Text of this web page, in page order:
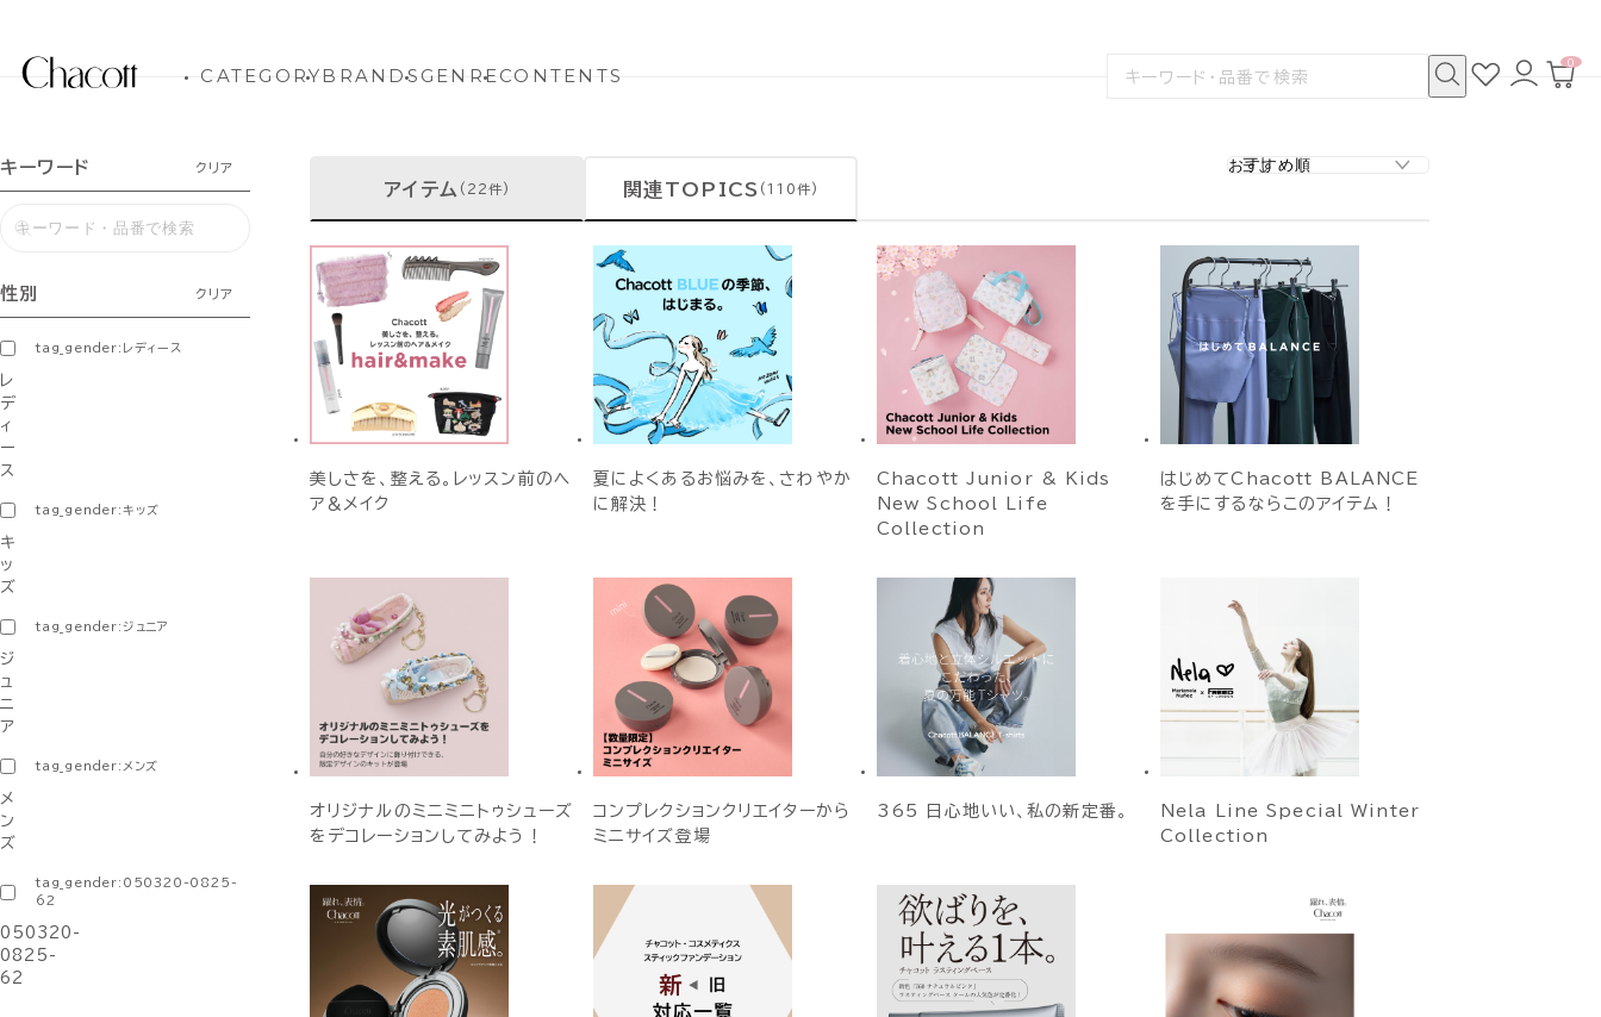
CATEGORYBRANDSGENRECONTENTS
検
お
気
ロ
グ
カ
0
キーワード クリア
性別 クリア
tag_gender:レディース
レ
デ
ィ
ー
ス
tag_gender:キッズ
キ
ッ
ズ
tag_gender:ジュニア
ジ
ュ
ニ
ア
tag_gender:メンズ
メ
ン
ズ
tag_gender:050320-0825-
62
050320-
0825-
62
アイテム (22件) 関連TOPICS (110件)
美しさを、整える。レッスン前のヘ
ア＆メイク
夏によくあるお悩みを、さわやか
に解決！
Chacott Junior & Kids
New School Life
Collection
はじめてChacott BALANCE
を手にするならこのアイテム！
オリジナルのミニミニトゥシューズ
をデコレーションしてみよう！
コンプレクションクリエイターから
ミニサイズ登場
365 日心地いい、私の新定番。
Nela Line Special Winter
Collection